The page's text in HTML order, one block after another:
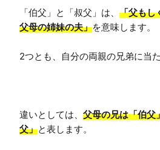
「伯父」と「叔父」は、 「父もし
父母の姉妹の夫」を意味します。
2つとも、自分の両親の兄弟に当
違いとしては、 父母の兄は「伯父
父」と表します。